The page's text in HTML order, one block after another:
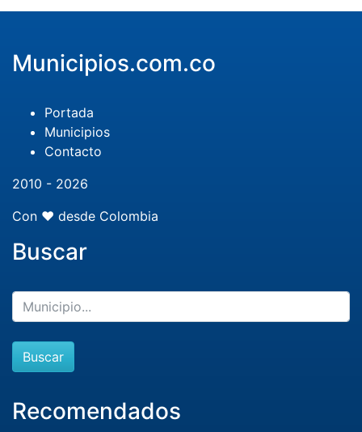
Municipios.com.co
Portada
Municipios
Contacto
2010 - 2026
Con ❤️ desde Colombia
Buscar
Buscar
Recomendados